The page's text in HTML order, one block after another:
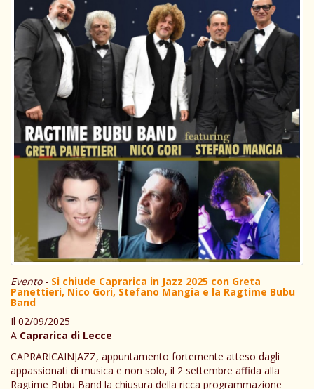
Evento- Si chiude Caprarica in Jazz 2025 con Greta
Panettieri, Nico Gori, Stefano Mangia e la Ragtime Bubu
Band
Il 02/09/2025
A Caprarica di Lecce
CAPRARICAINJAZZ, appuntamento fortemente atteso dagli
appassionati di musica e non solo, il 2 settembre affida alla
Ragtime Bubu Band la chiusura della ricca programmazione